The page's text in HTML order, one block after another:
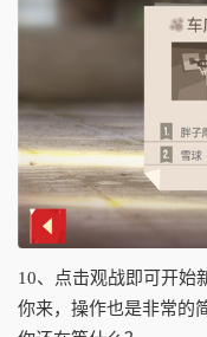
10、点击观战即可开始
你来，操作也是非常的